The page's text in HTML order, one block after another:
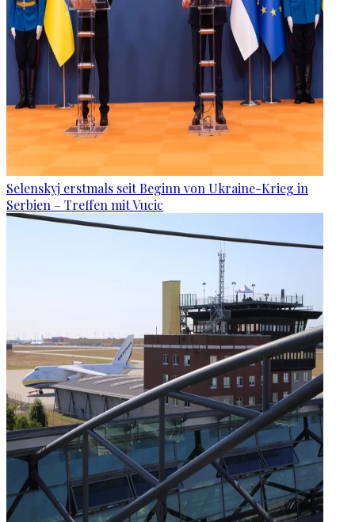
Selenskyj erstmals seit Beginn von Ukraine-Krieg in
Serbien – Treffen mit Vucic